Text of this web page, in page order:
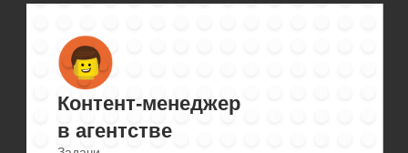
Копирайтер в IT-компании
Задачи
ТЗ на видеоконтент, написание
текстов
83 000 ₽ в месяц
5/2